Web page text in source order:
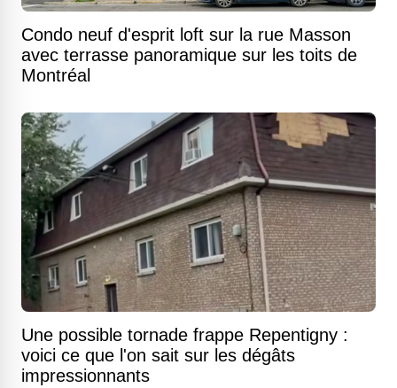
Condo neuf d'esprit loft sur la rue Masson
avec terrasse panoramique sur les toits de
Montréal
Une possible tornade frappe Repentigny :
voici ce que l'on sait sur les dégâts
impressionnants